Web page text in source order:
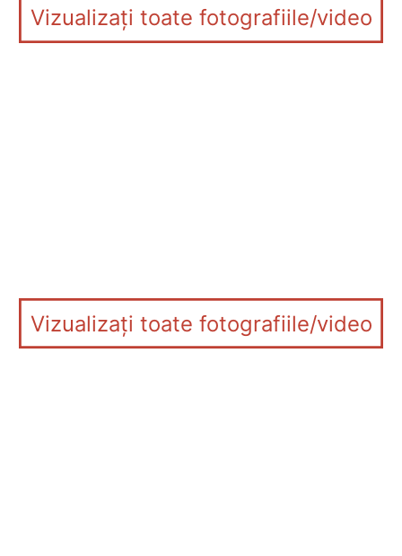
Vizualizați toate fotografiile/video
Vizualizați toate fotografiile/video